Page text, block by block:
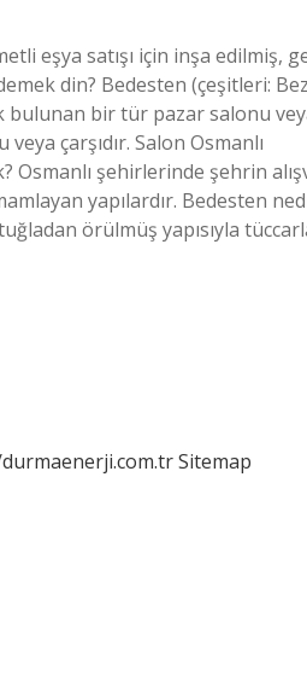
eşya satışı için inşa edilmiş,
din? Bedesten (çeşitleri:
bir tür pazar salonu
çarşıdır. Salon Osmanlı
şehirlerinde şehrin
yapılardır. Bedesten
örülmüş yapısıyla
Sitemap